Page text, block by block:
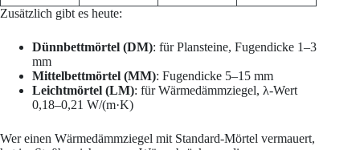
Zusätzlich gibt es heute:
Dünnbettmörtel (DM): für Plansteine, Fugendicke 1–3
mm
Mittelbettmörtel (MM): Fugendicke 5–15 mm
Leichtmörtel (LM): für Wärmedämmziegel, λ-Wert
0,18–0,21 W/(m·K)
Wer einen Wärmedämmziegel mit Standard-Mörtel vermauert,